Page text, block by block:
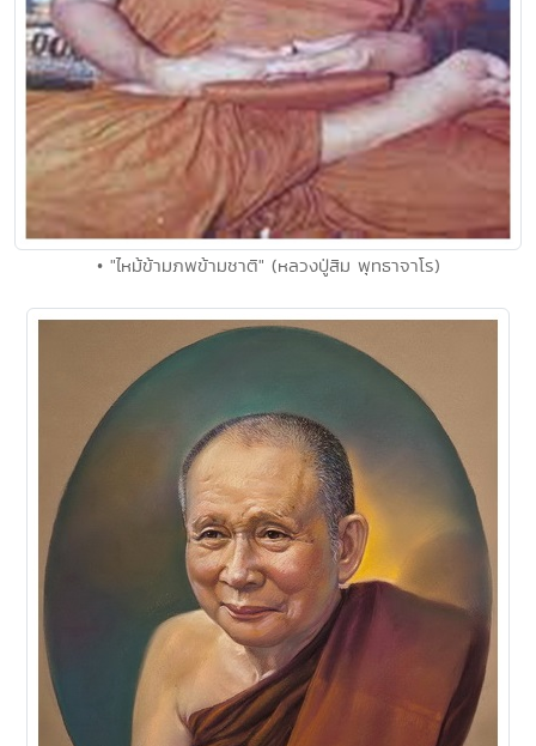
• "ไหม้ข้ามภพข้ามชาติ" (หลวงปู่สิม พุทธาจาโร)